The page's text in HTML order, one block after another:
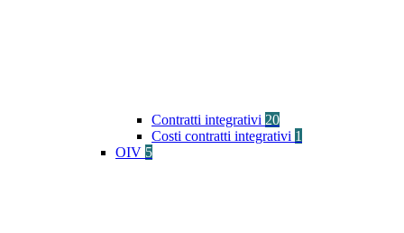
Contratti integrativi 20
Costi contratti integrativi 1
OIV 5